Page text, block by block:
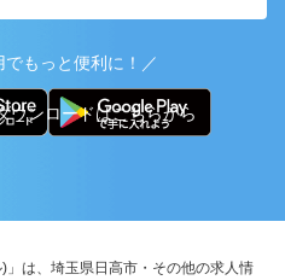
でもっと便利に！／
ウンロードはこちらから
」は、埼玉県日高市・その他の求人情